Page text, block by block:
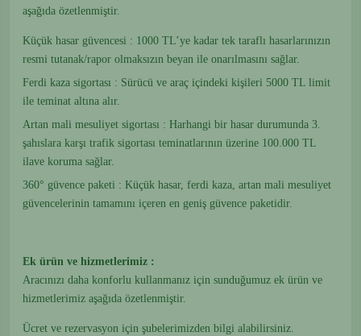
aşağıda özetlenmiştir.
Küçük hasar güvencesi : 1000 TL’ye kadar tek taraflı hasarlarınızın
resmi tutanak/rapor olmaksızın beyan ile onarılmasını sağlar.
Ferdi kaza sigortası : Sürücü ve araç içindeki kişileri 5000 TL limit
ile teminat altına alır.
Artan mali mesuliyet sigortası : Harhangi bir hasar durumunda 3.
şahıslara karşı trafik sigortası teminatlarının üzerine 100.000 TL
ilave koruma sağlar.
360° güvence paketi : Küçük hasar, ferdi kaza, artan mali mesuliyet
güvencelerinin tamamını içeren en geniş güvence paketidir.
Ek ürün ve hizmetlerimiz :
Aracınızı daha konforlu kullanmanız için sunduğumuz ek ürün ve
hizmetlerimiz aşağıda özetlenmiştir.
Ücret ve rezervasyon için şubelerimizden bilgi alabilirsiniz.